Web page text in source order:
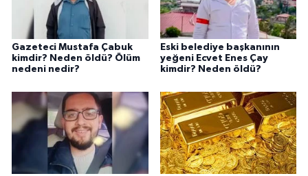
Gazeteci Mustafa Çabuk
kimdir? Neden öldü? Ölüm
nedeni nedir?
Eski belediye başkanının
yeğeni Ecvet Enes Çay
kimdir? Neden öldü?